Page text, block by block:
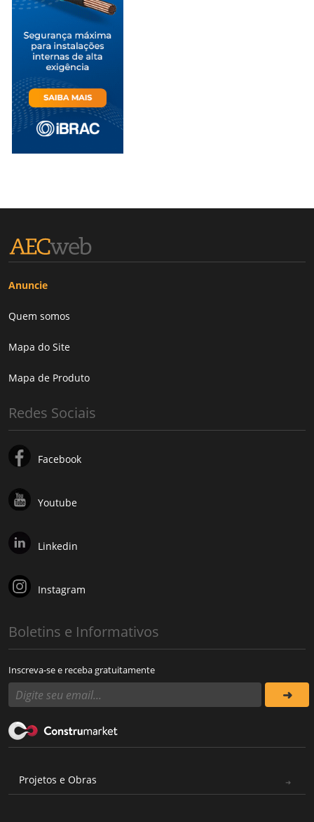
Anuncie
Quem somos
Mapa do Site
Mapa de Produto
Redes Sociais
Facebook
Youtube
Linkedin
Instagram
Boletins e Informativos
Inscreva-se e receba gratuitamente
Projetos e Obras